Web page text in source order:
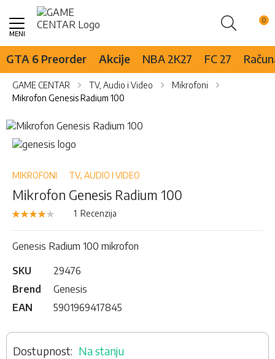
Pretraži
Skip
Content
GTA 6 Preorder Akcije NBA 2K27 FC 27
GAME CENTAR TV, Audio i Video
Mikrofoni
Mikrofon Genesis Radium 100
Skip
to
the
of
images
gallery
Skip
to
beginning
the
images
MIKROFONI TV, AUDIO I VIDEO
Mikrofon Genesis Radium 100
Rejting:
80
% of 100
1 Recenzija
Genesis Radium 100 mikrofon
SKU
29476
Brend
Genesis
EAN
5901969417845
Na stanju